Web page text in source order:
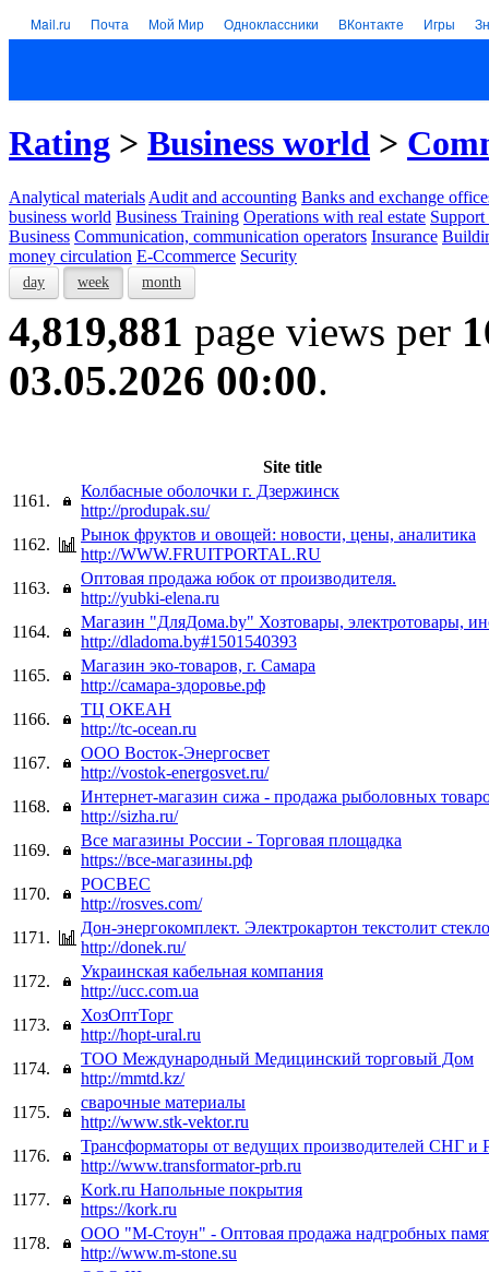
Mail.ru Почта Мой Мир Одноклассники ВКонтакте Игры
Rating > Business world >
Analytical materials Audit and accounting Banks and exchange
business world Business Training Operations with real estate Support
Business Communication, communication operators Insurance
money circulation E-Ccommerce Security
day week month
4,819,881 page views per
03.05.2026 00:00.
Site title
1161.
Колбасные оболочки г. Дзержинск
http://produpak.su/
1162.
Рынок фруктов и овощей: новости, цены, аналитика
http://WWW.FRUITPORTAL.RU
1163.
Оптовая продажа юбок от производителя.
http://yubki-elena.ru
1164.
Магазин "ДляДома.by" Хозтовары, электротовары,
http://dladoma.by#1501540393
1165.
Магазин эко-товаров, г. Самара
http://самара-здоровье.рф
1166.
ТЦ ОКЕАН
http://tc-ocean.ru
1167.
ООО Восток-Энергосвет
http://vostok-energosvet.ru/
1168.
Интернет-магазин сижа - продажа рыболовных
http://sizha.ru/
1169.
Все магазины России - Торговая площадка
https://все-магазины.рф
1170.
РОСВЕС
http://rosves.com/
1171.
Дон-энергокомплект. Электрокартон текстолит
http://donek.ru/
1172.
Украинская кабельная компания
http://ucc.com.ua
1173.
ХозОптТорг
http://hopt-ural.ru
1174.
ТОО Международный Медицинский торговый Дом
http://mmtd.kz/
1175.
сварочные материалы
http://www.stk-vektor.ru
1176.
Трансформаторы от ведущих производителей СНГ и
http://www.transformator-prb.ru
1177.
Kork.ru Напольные покрытия
https://kork.ru
1178.
ООО "М-Стоун" - Оптовая продажа надгробных
http://www.m-stone.su